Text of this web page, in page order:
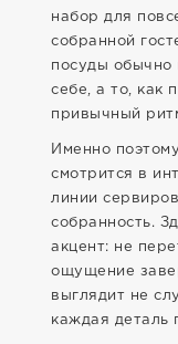
набор для
собранной
посуды обычно
себе, а то, как
привычный
Именно
смотрится в
линии
собранность.
акцент: не
ощущение
выглядит не
каждая деталь